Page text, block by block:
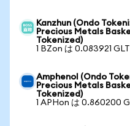
Kanzhun (Ondo
Precious Metals
Tokenized)
1 BZon は 0.083921
Amphenol (Ondo
Precious Metals
Tokenized)
1 APHon は 0.860200